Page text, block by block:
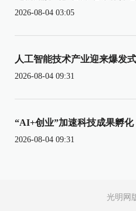
2026-08-04 03:05
人工智能技术产业迎来爆发
2026-08-04 09:31
“AI+创业”加速科技成果孵化
2026-08-04 09:31
光明网